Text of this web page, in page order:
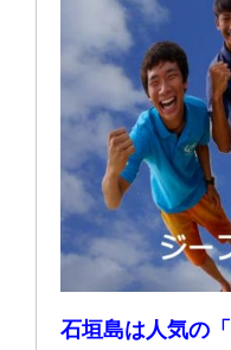
石垣島は人気の